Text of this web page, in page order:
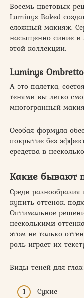
Восемь цветовых
Luminys Baked
сложный макияж.
насыщенно синие и
этой коллекции.
Luminys
А это палетка,
тенями вы легко
многогранный
Особая формула
покрытие без
средства в
Какие бывают
Среди
купить оттенок,
Оптимальное
несколькими
этом не только
роль играет их
Виды теней для глаз:
Сухие